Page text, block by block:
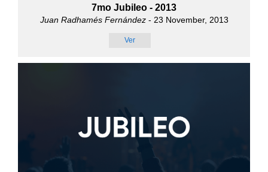
7mo Jubileo - 2013
Juan Radhamés Fernández- 23 November, 2013
Ver